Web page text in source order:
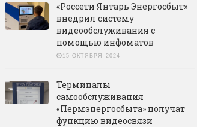
«Россети Янтарь Энергосбыт»
внедрил систему
видеообслуживания с
помощью инфоматов
15 ОКТЯБРЯ 2024
Терминалы
самообслуживания
«Пермэнергосбыта» получат
функцию видеосвязи